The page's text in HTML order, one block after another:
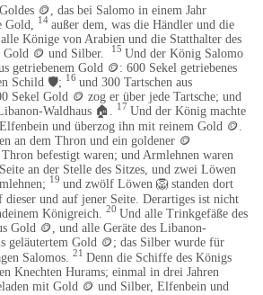
🪙, das bei Salomo in einem Jahr
Gold,
14 außer dem, was die Händler und die
Könige von Arabien und die Statthalter des
Gold 🪙 und Silber.
15Und der König Salomo
getriebenem Gold 🪙: 600 Sekel getriebenes
Schild 🛡️; 16und 300 Tartschen aus
Sekel Gold 🪙 zog er über jede Tartsche; und
Waldhaus 🏠 17Und der König machte
und überzog ihn mit reinem Gold 🪙.
an dem Thron und ein goldener 🪙
befestigt waren; und Armlehnen waren
an der Stelle des Sitzes, und zwei Löwen
19und zwölf Löwen🦁 ​standen dort
dieser und auf jener Seite. Derartiges ist nicht
Königreich.20Und alle Trinkgefäße des
Gold 🪙, und alle Geräte des Libanon-
geläutertem Gold 🪙; das Silber wurde für
Salomos.21Denn die Schiffe des Königs
Knechten Hurams; einmal in drei Jahren
mit Gold 🪙 und Silber, Elfenbein und